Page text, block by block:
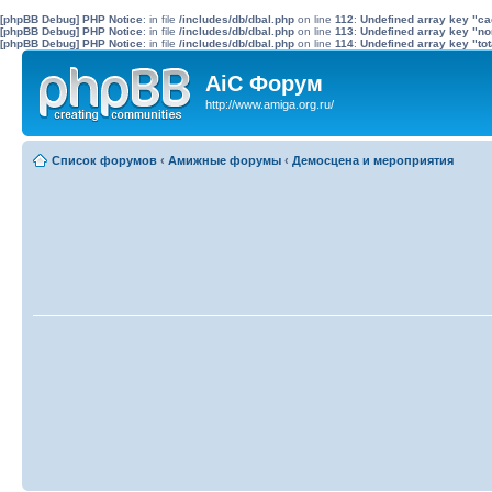
[phpBB Debug] PHP Notice: in file /includes/db/dbal.php on line 112: Undefined array key
[phpBB Debug] PHP Notice: in file /includes/db/dbal.php on line 113: Undefined array key
[phpBB Debug] PHP Notice: in file /includes/db/dbal.php on line 114: Undefined array key
AiC Форум
http://www.amiga.org.ru/
Список форумов ‹ Амижные форумы ‹ Демосцена и мероприятия